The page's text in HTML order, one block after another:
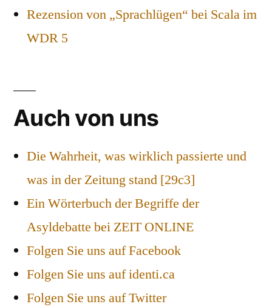
Rezension von „Sprachlügen“ bei Scala im
WDR 5
Auch von uns
Die Wahrheit, was wirklich passierte und
was in der Zeitung stand [29c3]
Ein Wörterbuch der Begriffe der
Asyldebatte bei ZEIT ONLINE
Folgen Sie uns auf Facebook
Folgen Sie uns auf identi.ca
Folgen Sie uns auf Twitter